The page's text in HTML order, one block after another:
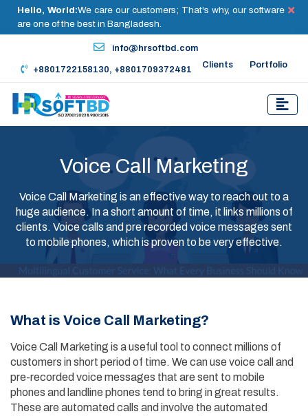
Hello, World:We care our customers; That's why, our software
are one of the best in Bangladesh.
info@hrsoftbd.com
+8801722158130, +8801709372481 Clients Portfolio
Voice Call Marketing
Voice Call Marketing is an effective way to reach out to a
huge audience. In a short amount of time, it links millions of
clients. Voice calls and pre recorded voice messages sent
to mobile phones, which is proven to be very effective.
What is Voice Call Marketing?
Voice Call Marketing is a useful tool to connect millions of
customers in short period of time. We can use voice call and
pre-recorded voice messages that are sent to mobile
phones and landline phones tend to bring in great results.
These are automated calls and involve the automated